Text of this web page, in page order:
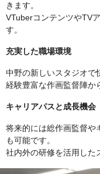
きます。
VTuberコンテンツやTV
す。
充実した職場環境
中野の新しいスタジオで
経験豊富な作画監督陣か
キャリアパスと成長機会
将来的には総作画監督や
も可能です。
社内外の研修を活用した